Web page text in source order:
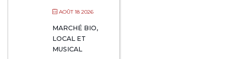
AOÛT 18 2026
MARCHÉ BIO,
LOCAL ET
MUSICAL